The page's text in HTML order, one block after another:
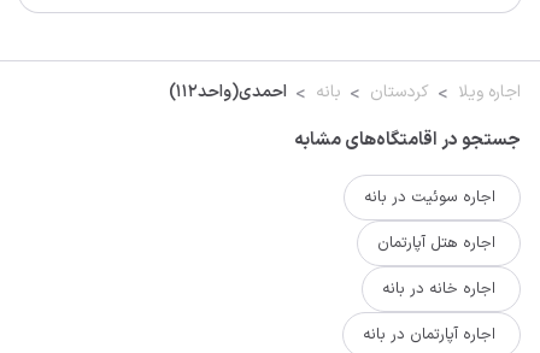
اجاره ویلا کردستان بانه احمدی(واحد112)
جستجو در اقامتگاه‌های مشابه
اجاره سوئیت در بانه
اجاره هتل آپارتمان
اجاره خانه در بانه
اجاره آپارتمان در بانه